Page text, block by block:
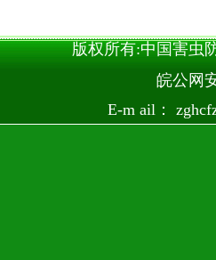
版权所有:中国害虫
皖公网
E-m ail：